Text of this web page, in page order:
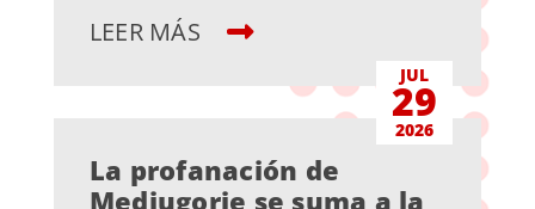
LEER MÁS
JUL
29
2026
La profanación de
Medjugorje se suma a la